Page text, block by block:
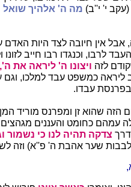
י' י''ב) מה ה' אלהיך שואל
אבל אין חיובה לצד היות האדם
לרבו, וכנגדו רבו חייב לזונו
לזה ויצונו ה' ליראה את ה',
ליראה כמשפט עבד למלכו, וגם
בפרנסת עבדו.
הזה שהוא זן ומפרנס מוריד המן
כחומט והעננים מגהצים
צדקה תהיה לנו כי נשמור
שער אהבת ה' פ''א) וזה